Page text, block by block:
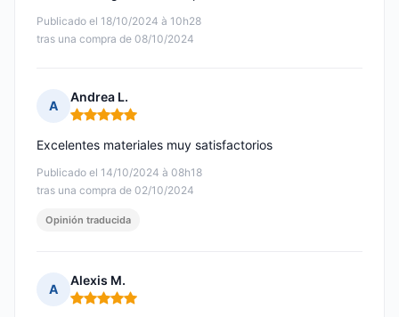
Publicado el 18/10/2024 à 10h28
tras una compra de 08/10/2024
A
Andrea L.
Nota: 5 de 5
Publicado el 14/10/2024 à 08h18
tras una compra de 02/10/2024
Excelentes materiales muy satisfactorios
Opinión traducida
A
Alexis M.
Nota: 5 de 5